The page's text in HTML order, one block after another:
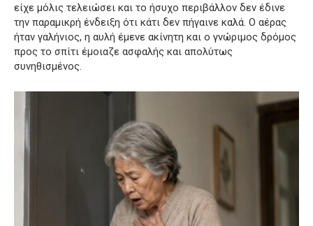
είχε μόλις τελειώσει και το ήσυχο περιβάλλον δεν έδινε
την παραμικρή ένδειξη ότι κάτι δεν πήγαινε καλά. Ο αέρας
ήταν γαλήνιος, η αυλή έμενε ακίνητη και ο γνώριμος δρόμος
προς το σπίτι έμοιαζε ασφαλής και απολύτως
συνηθισμένος.